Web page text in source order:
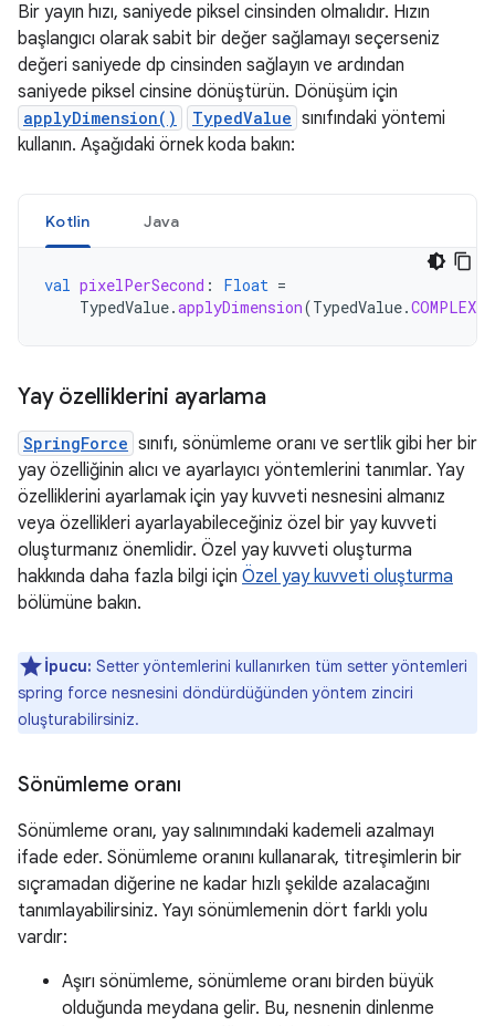
Bir yayın hızı, saniyede piksel cinsinden olmalıdır. Hızın
başlangıcı olarak sabit bir değer sağlamayı seçerseniz
değeri saniyede dp cinsinden sağlayın ve ardından
saniyede piksel cinsine dönüştürün. Dönüşüm için
applyDimension() TypedValue sınıfındaki yöntemi
kullanın. Aşağıdaki örnek koda bakın:
Kotlin Java
val pixelPerSecond : Float =
TypedValue.applyDimension(TypedValue.
Yay özelliklerini ayarlama
SpringForce sınıfı, sönümleme oranı ve sertlik gibi her bir
yay özelliğinin alıcı ve ayarlayıcı yöntemlerini tanımlar. Yay
özelliklerini ayarlamak için yay kuvveti nesnesini almanız
veya özellikleri ayarlayabileceğiniz özel bir yay kuvveti
oluşturmanız önemlidir. Özel yay kuvveti oluşturma
hakkında daha fazla bilgi için Özel yay kuvveti oluşturma
bölümüne bakın.
İpucu: Setter yöntemlerini kullanırken tüm setter yöntemleri
spring force nesnesini döndürdüğünden yöntem zinciri
oluşturabilirsiniz.
Sönümleme oranı
Sönümleme oranı, yay salınımındaki kademeli azalmayı
ifade eder. Sönümleme oranını kullanarak, titreşimlerin bir
sıçramadan diğerine ne kadar hızlı şekilde azalacağını
tanımlayabilirsiniz. Yayı sönümlemenin dört farklı yolu
vardır:
Aşırı sönümleme, sönümleme oranı birden büyük
olduğunda meydana gelir. Bu, nesnenin dinlenme